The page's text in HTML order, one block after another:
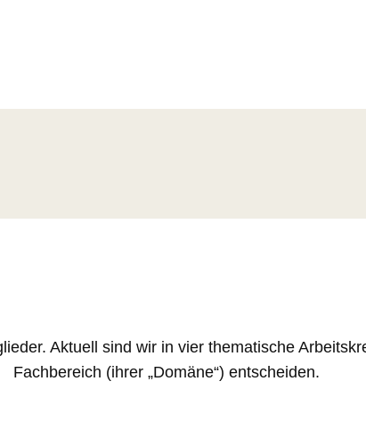
Aktuell sind wir in vier thematische
Fachbereich (ihrer „Domäne“) entscheiden.